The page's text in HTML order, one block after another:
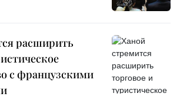
расширить
с французскими